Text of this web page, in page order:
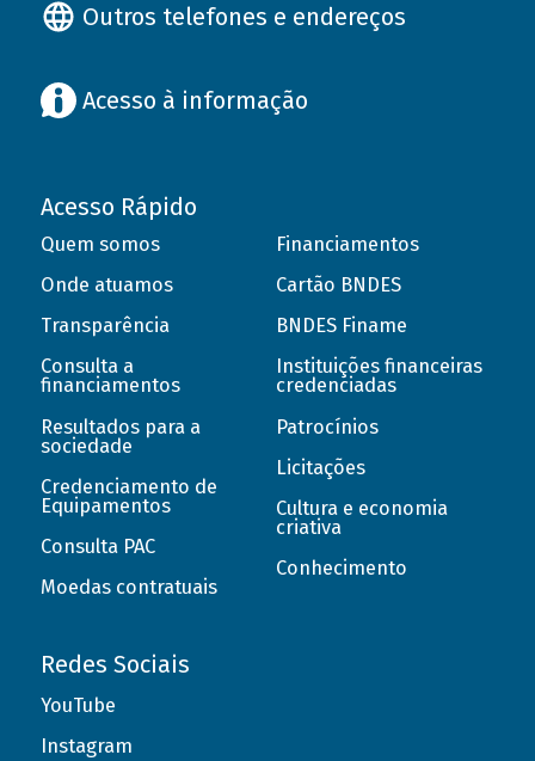
Outros telefones e endereços
Acesso à informação
Acesso Rápido
Quem somos
Onde atuamos
Transparência
Consulta a
financiamentos
Resultados para a
sociedade
Credenciamento de
Equipamentos
Consulta PAC
Moedas contratuais
Financiamentos
Cartão BNDES
BNDES Finame
Instituições financeiras
credenciadas
Patrocínios
Licitações
Cultura e economia
criativa
Conhecimento
Redes Sociais
YouTube
Instagram